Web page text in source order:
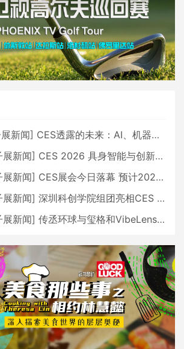
新闻] CES透露的未来：AI、机器人与智能生活大爆发
展新闻] CES 2026 具身智能与创新领域 中国公司大放异彩
展新闻] CES展会今日落幕 预计2026行业收入将超五千亿美元
展新闻] 深圳科创学院组团亮相CES 广受好评
展新闻] 传丞环球与玺格和VibeLens共同推出全新耳机